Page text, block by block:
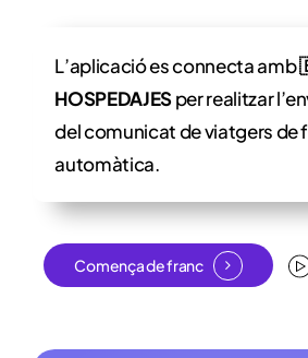
L’aplicació es connecta amb
HOSPEDAJESper realitzar
del comunicat de viatgers de
automàtica.
Comença de franc